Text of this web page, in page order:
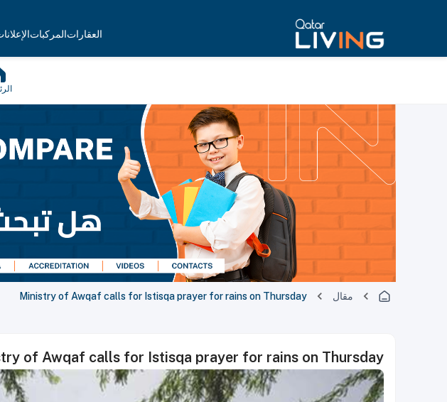
العقاراتالمركبات
مقال Ministry of Awqaf calls for Istisqa prayer for rains on Thursday
of Awqaf calls for Istisqa prayer for rains on Thursday